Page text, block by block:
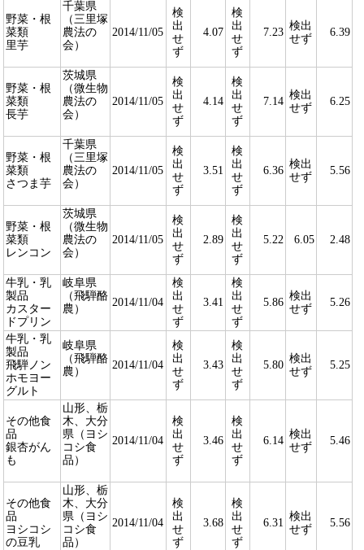
野菜・根
菜類
里芋
千葉県
（三里塚
農法の
会）
2014/11/05
検
出
せ
ず
4.07
検
出
せ
ず
7.23
検出
せず
6.39
野菜・根
菜類
長芋
茨城県
（微生物
農法の
会）
2014/11/05
検
出
せ
ず
4.14
検
出
せ
ず
7.14
検出
せず
6.25
野菜・根
菜類
さつま芋
千葉県
（三里塚
農法の
会）
2014/11/05
検
出
せ
ず
3.51
検
出
せ
ず
6.36
検出
せず
5.56
野菜・根
菜類
レンコン
茨城県
（微生物
農法の
会）
2014/11/05
検
出
せ
ず
2.89
検
出
せ
ず
5.22 6.05 2.48
牛乳・乳
製品
カスター
ドプリン
岐阜県
（飛騨酪
農）
2014/11/04
検
出
せ
ず
3.41
検
出
せ
ず
5.86
検出
せず
5.26
牛乳・乳
製品
飛騨ノン
ホモヨー
グルト
岐阜県
（飛騨酪
農）
2014/11/04
検
出
せ
ず
3.43
検
出
せ
ず
5.80
検出
せず
5.25
その他食
品
銀杏がん
も
山形、栃
木、大分
県（ヨシ
コシ食
品）
2014/11/04
検
出
せ
ず
3.46
検
出
せ
ず
6.14
検出
せず
5.46
その他食
品
ヨシコシ
の豆乳
山形、栃
木、大分
県（ヨシ
コシ食
品）
2014/11/04
検
出
せ
ず
3.68
検
出
せ
ず
6.31
検出
せず
5.56